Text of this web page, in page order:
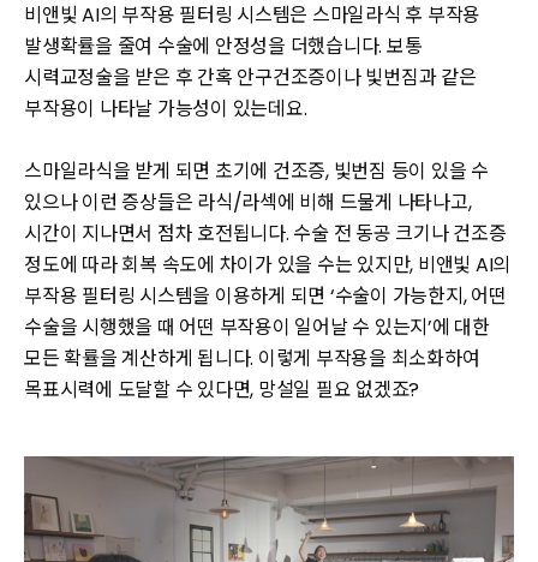
비앤빛 AI의 부작용 필터링 시스템은 스마일라식 후 부작용
발생확률을 줄여 수술에 안정성을 더했습니다. 보통
시력교정술을 받은 후 간혹 안구건조증이나 빛번짐과 같은
부작용이 나타날 가능성이 있는데요.
스마일라식을 받게 되면 초기에 건조증, 빛번짐 등이 있을 수
있으나 이런 증상들은 라식/라섹에 비해 드물게 나타나고,
시간이 지나면서 점차 호전됩니다. 수술 전 동공 크기나 건조증
정도에 따라 회복 속도에 차이가 있을 수는 있지만, 비앤빛 AI의
부작용 필터링 시스템을 이용하게 되면 ‘수술이 가능한지, 어떤
수술을 시행했을 때 어떤 부작용이 일어날 수 있는지’에 대한
모든 확률을 계산하게 됩니다. 이렇게 부작용을 최소화하여
목표시력에 도달할 수 있다면, 망설일 필요 없겠죠?